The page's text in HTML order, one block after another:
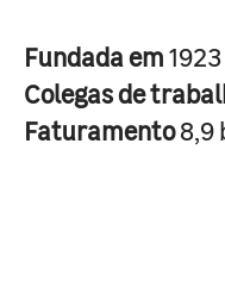
Fundada em1923
Colegas de
Faturamento8,9